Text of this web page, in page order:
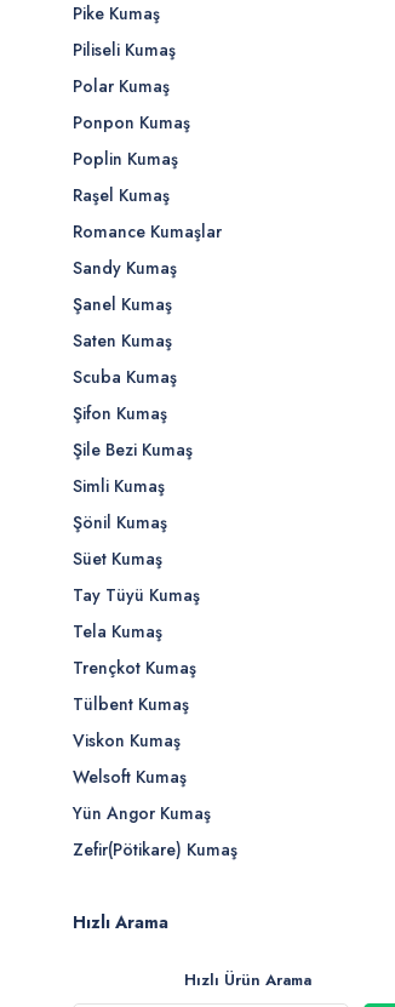
Pike Kumaş
Piliseli Kumaş
Polar Kumaş
Ponpon Kumaş
Poplin Kumaş
Raşel Kumaş
Romance Kumaşlar
Sandy Kumaş
Şanel Kumaş
Saten Kumaş
Scuba Kumaş
Şifon Kumaş
Şile Bezi Kumaş
Simli Kumaş
Şönil Kumaş
Süet Kumaş
Tay Tüyü Kumaş
Tela Kumaş
Trençkot Kumaş
Tülbent Kumaş
Viskon Kumaş
Welsoft Kumaş
Yün Angor Kumaş
Zefir(Pötikare) Kumaş
Hızlı Arama
Hızlı Ürün Arama